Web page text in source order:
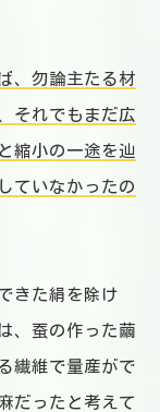
、勿論主たる材
それでもまだ広
縮小の一途を辿
ていなかったの
きた絹を除け
、蚕の作った繭
繊維で量産がで
だったと考えて